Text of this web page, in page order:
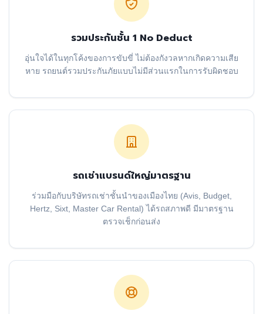
รวมประกันชั้น 1 No Deduct
อุ่นใจได้ในทุกโค้งของการขับขี่ ไม่ต้องกังวลหากเกิดความเสีย
หาย รถยนต์รวมประกันภัยแบบไม่มีส่วนแรกในการรับผิดชอบ
รถเช่าแบรนด์ใหญ่มาตรฐาน
ร่วมมือกับบริษัทรถเช่าชั้นนำของเมืองไทย (Avis, Budget,
Hertz, Sixt, Master Car Rental) ได้รถสภาพดี มีมาตรฐาน
ตรวจเช็กก่อนส่ง